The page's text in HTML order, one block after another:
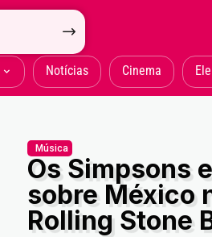
Notícias Cinema
Música
Os Simpsons
sobre México
Rolling Stone